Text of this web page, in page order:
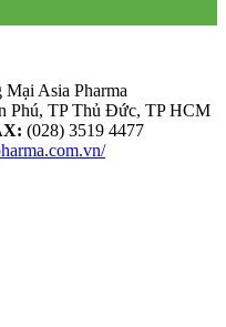
Asia Pharma
Phú, TP Thủ Đức, TP HCM
(028) 3519 4477